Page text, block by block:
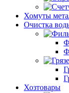
Хомуты
Очистка
Хозтовары